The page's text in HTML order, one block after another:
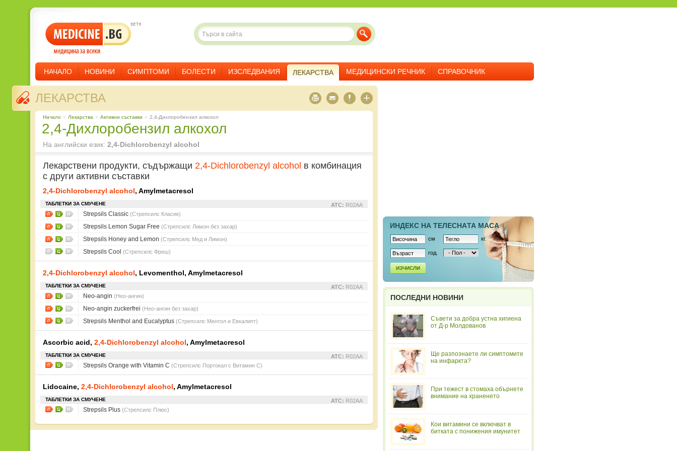
НАЧАЛО НОВИНИ СИМПТОМИ БОЛЕСТИ ИЗСЛЕДВАНИЯ ЛЕКАРСТВА МЕДИЦИНСКИ РЕЧНИК СПРАВОЧНИК
ЛЕКАРСТВА
Начало » Лекарства » Aктивни съставки » 2,4-Дихлоробензил алкохол
2,4-Дихлоробензил алкохол
На английски език: 2,4-Dichlorobenzyl alcohol
Лекарствени продукти, съдържащи 2,4-Dichlorobenzyl alcohol в комбинация
с други активни съставки
2,4-Dichlorobenzyl alcohol, Amylmetacresol
ATC: R02AA
ТАБЛЕТКИ ЗА СМУЧЕНЕ
Strepsils Classic (Стрепсилс Класик)
Strepsils Lemon Sugar Free (Стрепсилс Лимон без захар)
Strepsils Honey and Lemon (Стрепсилс Мед и Лимон)
Strepsils Cool (Стрепсилс Фреш)
2,4-Dichlorobenzyl alcohol, Levomenthol, Amylmetacresol
ATC: R02AA
ТАБЛЕТКИ ЗА СМУЧЕНЕ
Neo-angin (Нео-ангин)
Neo-angin zuckerfrei (Нео-ангин без захар)
Strepsils Menthol and Eucalyptus (Стрепсилс Ментол и Евкалипт)
Ascorbic acid, 2,4-Dichlorobenzyl alcohol, Amylmetacresol
ATC: R02AA
ТАБЛЕТКИ ЗА СМУЧЕНЕ
Strepsils Orange with Vitamin C (Стрепсилс Портокал с Витамин C)
Lidocaine, 2,4-Dichlorobenzyl alcohol, Amylmetacresol
ATC: R02AA
ТАБЛЕТКИ ЗА СМУЧЕНЕ
Strepsils Plus (Стрепсилс Плюс)
ИНДЕКС НА ТЕЛЕСНAТА МАСА
см кг.
год.
ИЗЧИСЛИ
ПОСЛЕДНИ НОВИНИ
Съвети за добра устна хигиена
от Д-р Молдованов
Ще разпознаете ли симптомите
на инфаркта?
При тежест в стомаха обърнете
внимание на храненето
Кои витамини се включват в
битката с понижения имунитет